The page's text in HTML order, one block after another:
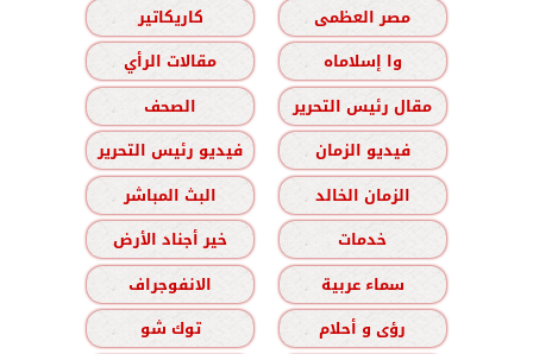
مصر العظمى
كاريكاتير
وا إسلاماه
مقالات الرأي
مقال رئيس التحرير
الصحف
فيديو الزمان
فيديو رئيس التحرير
الزمان الخالد
البث المباشر
خدمات
خير أجناد الأرض
سماء عربية
الانفوجراف
رؤى و أحلام
توك شو